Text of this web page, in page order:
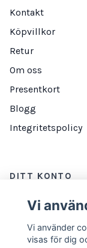
Kontakt
Köpvillkor
Retur
Om oss
Presentkort
Blogg
Integritetspolicy
DITT KONTO
Logga in
NYHETSBREV
Vi
Vi använder
visas för dig